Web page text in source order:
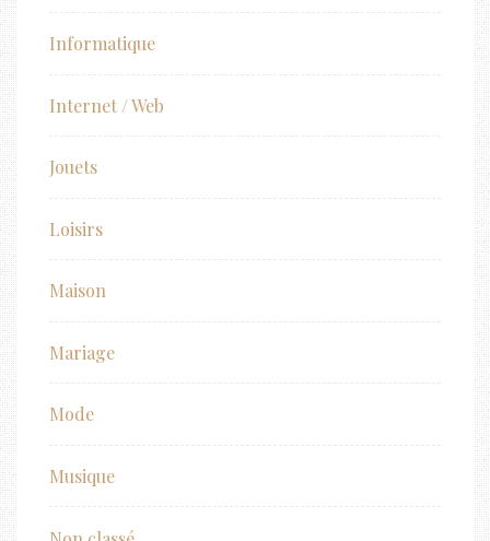
Informatique
Internet / Web
Jouets
Loisirs
Maison
Mariage
Mode
Musique